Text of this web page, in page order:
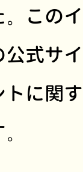
この
式サ
に関